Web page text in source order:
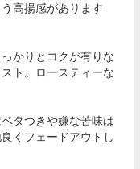
高揚感があります
かりとコクが有りな
ト。ロースティーな
タつきや嫌な苦味は
くフェードアウトし